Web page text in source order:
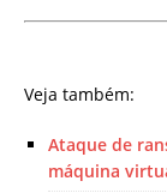
Veja também:
Ataque de
máquina